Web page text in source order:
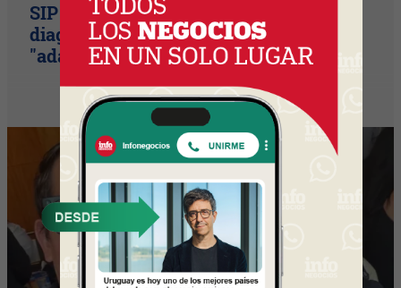
SIP Connect 2026 (parte II): el
diagnóstico que duele (¿por qué
"adaptarse" ya no es suficiente?)